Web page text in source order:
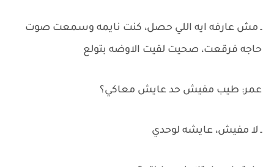
ـ مش عارفه ايه اللي حصل، كنت نايمه وسمعت صوت
حاجه فرقعت، صحيت لقيت الاوضه بتولع
عمر: طيب مفيش حد عايش معاكي؟
ـ لا مفيش، عايشه لوحدي